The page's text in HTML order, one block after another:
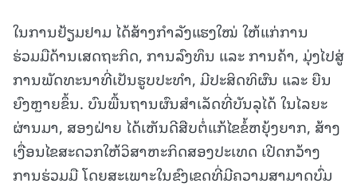
ໃນການຢ້ຽມຢາມ ໄດ້ສ້າງກໍາລັງແຮງໃໝ່ ໃຫ້ແກ່ການ
ຮ່ວມມືດ້ານເສດຖະກິດ, ການລົງທຶນ ແລະ ການຄ້າ, ມຸ່ງໄປສູ່
ການພັດທະນາທີ່ເປັນຮູບປະທໍາ, ມີປະສິດທິຜົນ ແລະ ຍືນ
ຍົງຫຼາຍຂຶ້ນ. ບົນພື້ນຖານຜົນສໍາເລັດທີ່ບັນລຸໄດ້ ໃນໄລຍະ
ຜ່ານມາ, ສອງຝ່າຍ ໄດ້ເຫັນດີສືບຕໍ່ແກ້ໄຂຂໍ້ຫຍຸ້ງຍາກ, ສ້າງ
ເງື່ອນໄຂສະດວກໃຫ້ວິສາຫະກິດສອງປະເທດ ເປີດກວ້າງ
ການຮ່ວມມື ໂດຍສະເພາະໃນຂົງເຂດທີ່ມີຄວາມສາມາດບົ່ມ